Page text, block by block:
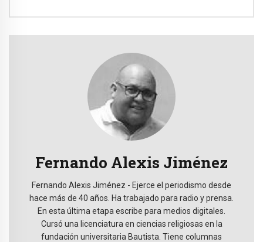
Fernando Alexis Jiménez
Fernando Alexis Jiménez - Ejerce el periodismo desde
hace más de 40 años. Ha trabajado para radio y prensa.
En esta última etapa escribe para medios digitales.
Cursó una licenciatura en ciencias religiosas en la
fundación universitaria Bautista. Tiene columnas